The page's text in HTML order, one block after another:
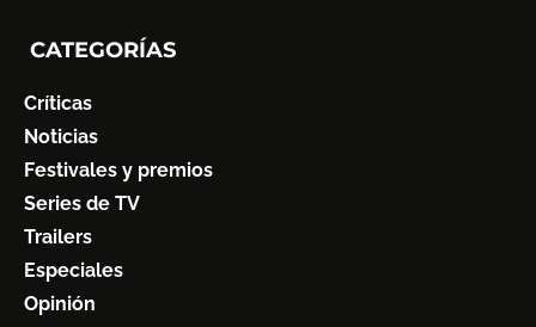
CATEGORÍAS
Críticas
Noticias
Festivales y premios
Series de TV
Trailers
Especiales
Opinión